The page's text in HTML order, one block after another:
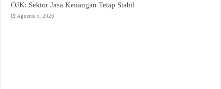
OJK: Sektor Jasa Keuangan Tetap Stabil
Agustus 5, 2026